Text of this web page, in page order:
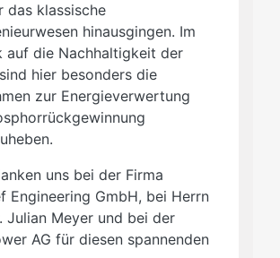
das klassische
hinausgingen. Im
auf die Nachhaltigkeit der
hier besonders die
zur Energieverwertung
uns bei der Firma
Engineering GmbH, bei Herrn
Julian Meyer und bei der
AG für diesen spannenden